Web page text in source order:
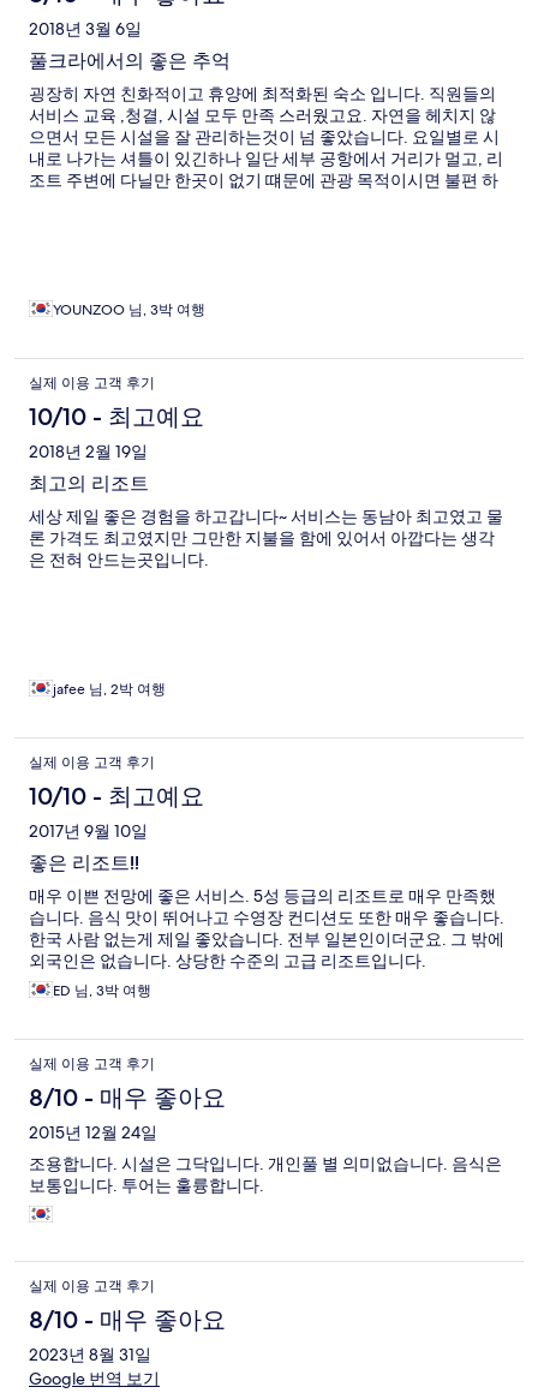
2018년 3월 6일
풀크라에서의 좋은 추억
굉장히 자연 친화적이고 휴양에 최적화된 숙소 입니다. 직원들의
서비스 교육 ,청결, 시설 모두 만족 스러웠고요. 자연을 헤치지 않
으면서 모든 시설을 잘 관리하는것이 넘 좋았습니다. 요일별로 시
내로 나가는 셔틀이 있긴하나 일단 세부 공항에서 거리가 멀고, 리
조트 주변에 다닐만 한곳이 없기 떄문에 관광 목적이시면 불편 하
YOUNZOO 님, 3박 여행
실제 이용 고객 후기
10/10 - 최고예요
2018년 2월 19일
최고의 리조트
세상 제일 좋은 경험을 하고갑니다~ 서비스는 동남아 최고였고 물
론 가격도 최고였지만 그만한 지불을 함에 있어서 아깝다는 생각
은 전혀 안드는곳입니다.
jafee 님, 2박 여행
실제 이용 고객 후기
10/10 - 최고예요
2017년 9월 10일
좋은 리조트!!
매우 이쁜 전망에 좋은 서비스. 5성 등급의 리조트로 매우 만족했
습니다. 음식 맛이 뛰어나고 수영장 컨디션도 또한 매우 좋습니다.
한국 사람 없는게 제일 좋았습니다. 전부 일본인이더군요. 그 밖에
외국인은 없습니다. 상당한 수준의 고급 리조트입니다.
ED 님, 3박 여행
실제 이용 고객 후기
8/10 - 매우 좋아요
2015년 12월 24일
조용합니다. 시설은 그닥입니다. 개인풀 별 의미없습니다. 음식은
보통입니다. 투어는 훌륭합니다.
실제 이용 고객 후기
8/10 - 매우 좋아요
2023년 8월 31일
Google 번역 보기